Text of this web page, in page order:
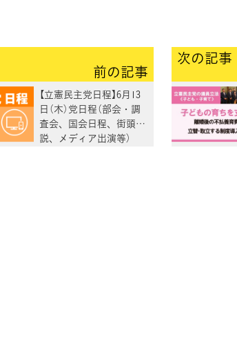
前の記事
【立憲民主党日程】6月13
日（木）党日程（部会・調
査会、国会日程、街頭演
説、メディア出演等）
次の記事